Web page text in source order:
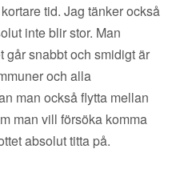
tid. Jag tänker också
inte blir stor. Man
går snabbt och smidigt är
och alla
man också flytta mellan
man vill försöka komma
absolut titta på.